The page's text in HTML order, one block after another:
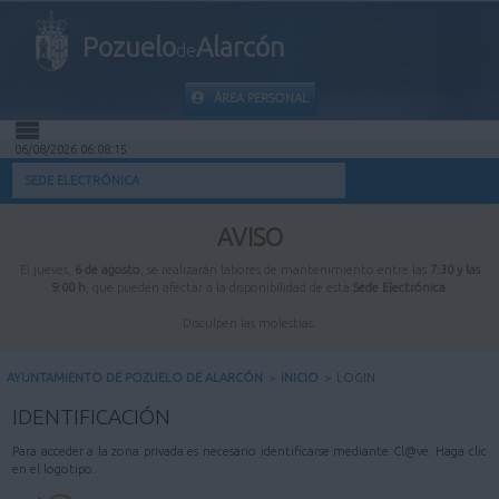
PozuelodeAlarcón
ÁREA PERSONAL
INICIO
INFORMACIÓN PÚBLICA
MI CARPETA
06/08/2026 06:08:15
SEDE ELECTRÓNICA
AVISO
El jueves, 6 de agosto , se realizarán labores de mantenimiento entre las
7:30 y las
9:00 h , que pueden afectar a la disponibilidad de esta Sede Electrónica
Disculpen las molestias.
AYUNTAMIENTO DE POZUELO DE ALARCÓN > INICIO > LOGIN
IDENTIFICACIÓN
Para acceder a la zona privada es necesario identificarse mediante Cl@ve. Haga clic
en el logotipo.